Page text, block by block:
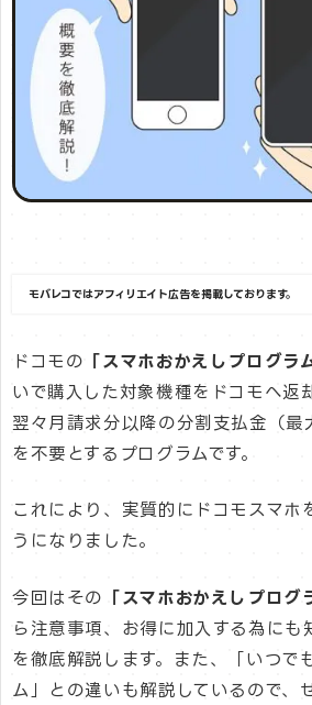
モバレコではアフィリエイト広告を掲載しております。
ドコモの 「スマホおかえしプログラ
いで購入した対象機種をドコモへ返
翌々月請求分以降の分割支払金（最
を不要とするプログラムです。
これにより、実質的にドコモスマホ
うになりました。
今回はその 「スマホおかえしプログ
ら注意事項、お得に加入する為にも
を徹底解説します。また、「いつで
ム」との違いも解説しているので、